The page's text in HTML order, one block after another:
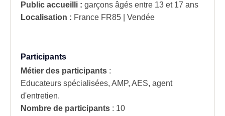
Public accueilli : garçons âgés entre 13 et 17 ans
Localisation : France FR85 | Vendée
Participants
Métier des participants :
Educateurs spécialisées, AMP, AES, agent
d'entretien.
Nombre de participants : 10